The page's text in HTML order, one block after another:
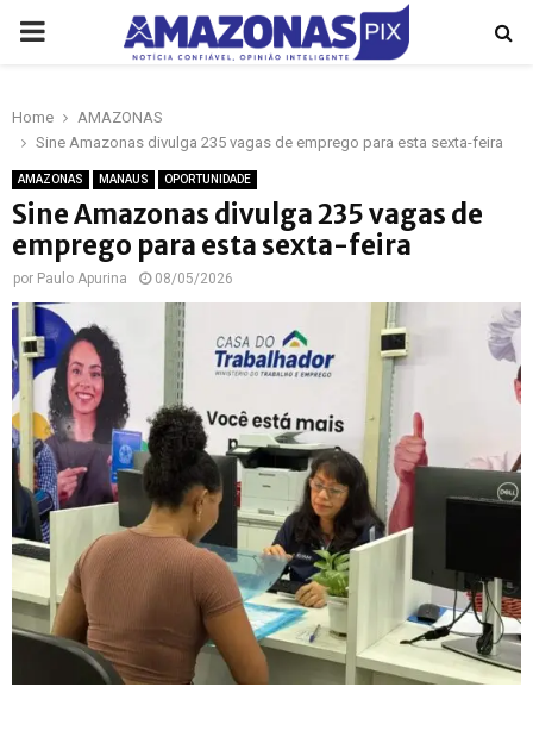
PRIMARY
Home
AMAZONAS
Sine Amazonas divulga 235 vagas de emprego para esta sexta-feira
AMAZONAS MANAUS OPORTUNIDADE
Sine Amazonas divulga 235 vagas de
emprego para esta sexta-feira
por Paulo Apurina 08/05/2026